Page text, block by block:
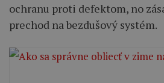
ochranu proti defektom, no
prechod na bezdušový systém.